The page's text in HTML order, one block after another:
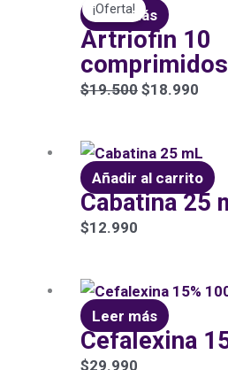
¡Oferta!
Leer más
Artriofin 10
comprimidos
$19.500
precio
original
era:
$19.500.
$18.990
es:
Añadir al carrito
Cabatina 25
$12.990
Leer más
Cefalexina
$29.990